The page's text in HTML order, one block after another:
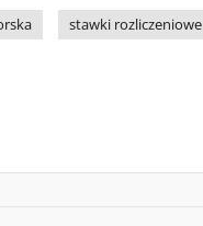
stawki rozliczeniowe